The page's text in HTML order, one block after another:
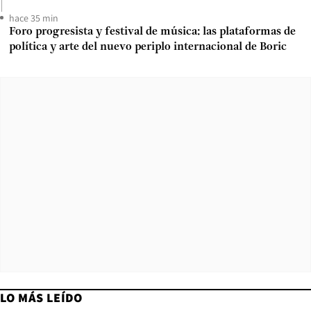
hace 35 min
Foro progresista y festival de música: las plataformas de
política y arte del nuevo periplo internacional de Boric
LO MÁS LEÍDO